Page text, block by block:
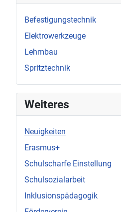
Befestigungstechnik
Elektrowerkzeuge
Lehmbau
Spritztechnik
Weiteres
Neuigkeiten
Erasmus+
Schulscharfe Einstellung
Schulsozialarbeit
Inklusionspädagogik